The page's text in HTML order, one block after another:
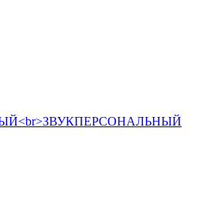
ПЕРСОНАЛЬНЫЙ